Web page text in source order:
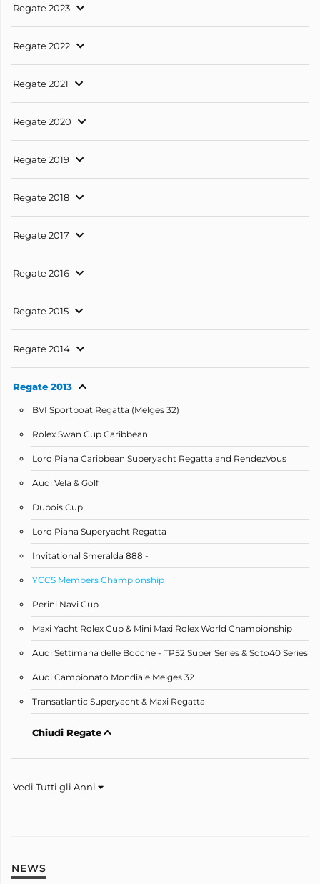
Regate 2023
Regate 2022
Regate 2021
Regate 2020
Regate 2019
Regate 2018
Regate 2017
Regate 2016
Regate 2015
Regate 2014
Regate 2013
BVI Sportboat Regatta (Melges 32)
Rolex Swan Cup Caribbean
Loro Piana Caribbean Superyacht Regatta and RendezVous
Audi Vela & Golf
Dubois Cup
Loro Piana Superyacht Regatta
Invitational Smeralda 888 -
YCCS Members Championship
Perini Navi Cup
Maxi Yacht Rolex Cup & Mini Maxi Rolex World Championship
Audi Settimana delle Bocche - TP52 Super Series & Soto40 Series
Audi Campionato Mondiale Melges 32
Transatlantic Superyacht & Maxi Regatta
Chiudi Regate
Vedi Tutti gli Anni
NEWS